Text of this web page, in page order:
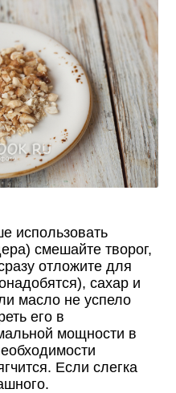
использовать
смешайте творог,
отложите для
сахар и
масло не успело
его в
мощности в
Если слегка